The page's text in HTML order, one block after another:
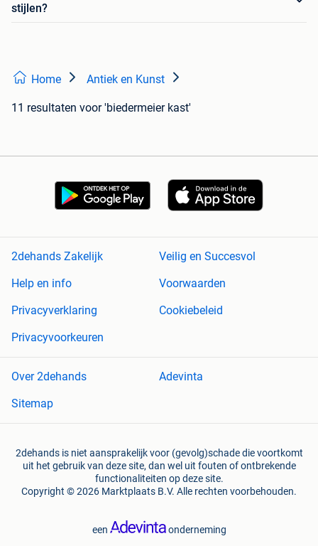
stijlen?
Home Antiek en Kunst
11 resultaten voor 'biedermeier kast'
2dehands Zakelijk
Veilig en Succesvol
Help en info
Voorwaarden
Privacyverklaring
Cookiebeleid
Privacyvoorkeuren
Over 2dehands
Adevinta
Sitemap
2dehands is niet aansprakelijk voor (gevolg)schade die voortkomt
uit het gebruik van deze site, dan wel uit fouten of ontbrekende
functionaliteiten op deze site.
Copyright © 2026 Marktplaats B.V. Alle rechten voorbehouden.
een onderneming